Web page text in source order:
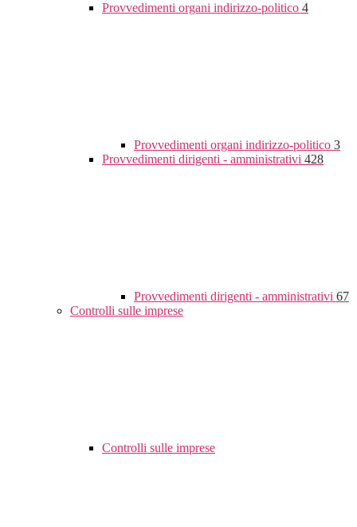
Provvedimenti organi indirizzo-politico 4
Provvedimenti organi indirizzo-politico 3
Provvedimenti dirigenti - amministrativi 428
Provvedimenti dirigenti - amministrativi 67
Controlli sulle imprese
Controlli sulle imprese